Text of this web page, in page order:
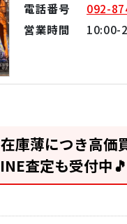
電話番号
092-
営業時間
10:00-
庫薄につき高
査定も受付中🎵